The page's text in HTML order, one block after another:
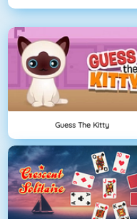
Guess The Kitty